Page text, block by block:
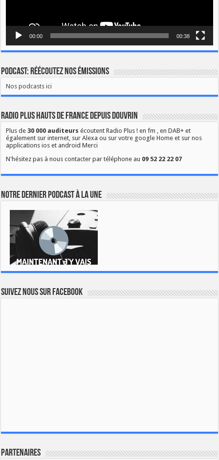
00:00 00:38
Podcast: Réécoutez nos émissions
Nos podcasts ici
Radio Plus Hauts de France depuis Douvrin
Plus de30 000 auditeurs écoutent Radio Plus ! en fm , en DAB+ et
également sur internet, sur Alexa ou sur votre google Home et sur nos
applications ios et android Merci
N'hésitez pas à nous contacter par téléphone au 09 52 22 22 07
Notre dernier podcast à la une
Suivez nous sur Facebook
Partenaires